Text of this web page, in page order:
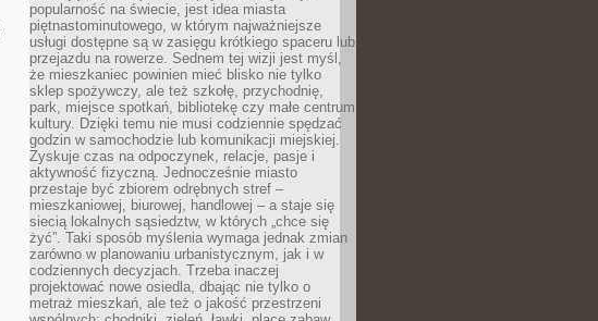
popularność na świecie, jest idea miasta
piętnastominutowego, w którym najważniejsze
usługi dostępne są w zasięgu krótkiego spaceru lub
przejazdu na rowerze. Sednem tej wizji jest myśl,
że mieszkaniec powinien mieć blisko nie tylko
sklep spożywczy, ale też szkołę, przychodnię,
park, miejsce spotkań, bibliotekę czy małe centrum
kultury. Dzięki temu nie musi codziennie spędzać
godzin w samochodzie lub komunikacji miejskiej.
Zyskuje czas na odpoczynek, relacje, pasje i
aktywność fizyczną. Jednocześnie miasto
przestaje być zbiorem odrębnych stref –
mieszkaniowej, biurowej, handlowej – a staje się
siecią lokalnych sąsiedztw, w których „chce się
żyć”. Taki sposób myślenia wymaga jednak zmian
zarówno w planowaniu urbanistycznym, jak i w
codziennych decyzjach. Trzeba inaczej
projektować nowe osiedla, dbając nie tylko o
metraż mieszkań, ale też o jakość przestrzeni